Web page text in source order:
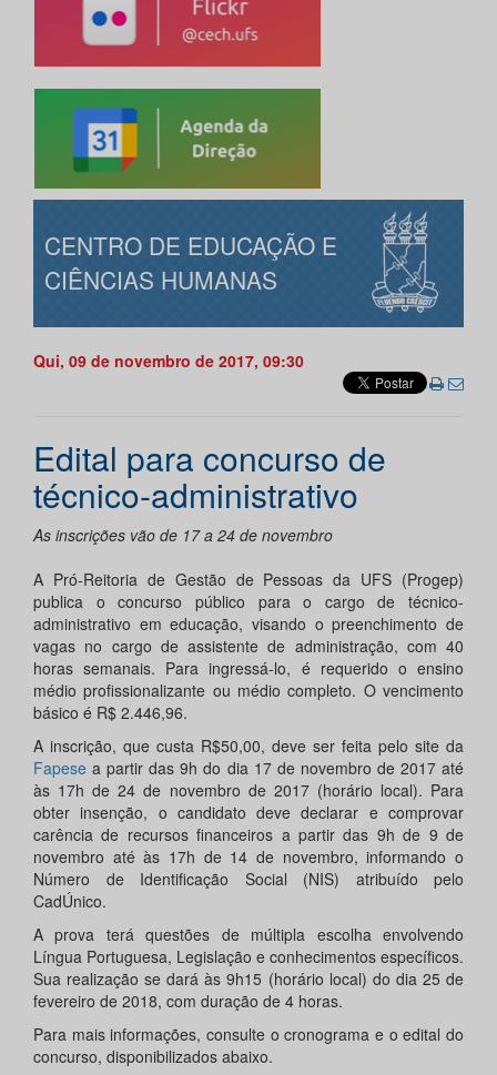
CENTRO DE EDUCAÇÃO E
CIÊNCIAS HUMANAS
Qui, 09 de novembro de 2017, 09:30
Edital para concurso de
técnico-administrativo
As inscrições vão de 17 a 24 de novembro
A Pró-Reitoria de Gestão de Pessoas da UFS (Progep)
publica o concurso público para o cargo de técnico-
administrativo em educação, visando o preenchimento de
vagas no cargo de assistente de administração, com 40
horas semanais. Para ingressá-lo, é requerido o ensino
médio profissionalizante ou médio completo. O vencimento
básico é R$ 2.446,96.
A inscrição, que custa R$50,00, deve ser feita pelo site da
Fapese a partir das 9h do dia 17 de novembro de 2017 até
às 17h de 24 de novembro de 2017 (horário local). Para
obter insenção, o candidato deve declarar e comprovar
carência de recursos financeiros a partir das 9h de 9 de
novembro até às 17h de 14 de novembro, informando o
Número de Identificação Social (NIS) atribuído pelo
CadÚnico.
A prova terá questões de múltipla escolha envolvendo
Língua Portuguesa, Legislação e conhecimentos específicos.
Sua realização se dará às 9h15 (horário local) do dia 25 de
fevereiro de 2018, com duração de 4 horas.
Para mais informações, consulte o cronograma e o edital do
concurso, disponibilizados abaixo.